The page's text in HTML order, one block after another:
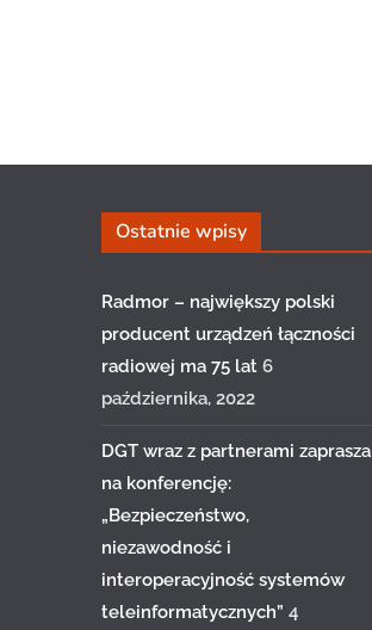
Ostatnie wpisy
Radmor – największy polski
producent urządzeń łączności
radiowej ma 75 lat 6
października, 2022
DGT wraz z partnerami zaprasza
na konferencję:
„Bezpieczeństwo,
niezawodność i
interoperacyjność systemów
teleinformatycznych” 4